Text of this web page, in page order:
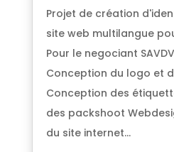
Projet de création
site web multilangue
Pour le negociant
Conception du logo et
Conception des
des packshoot
du site internet...